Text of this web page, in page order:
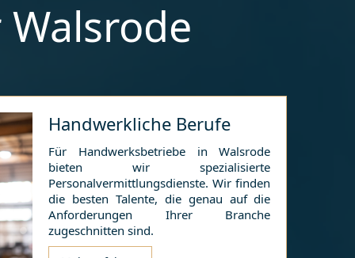
Walsrode
Handwerkliche Berufe
Für Handwerksbetriebe inWalsrode
bieten wir spezialisierte
Personalvermittlungsdienste. Wir finden
die besten Talente, die genau auf die
Anforderungen Ihrer Branche
zugeschnitten sind.